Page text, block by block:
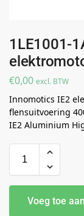
1LE1001-
€0,00 excl. BTW
Innomotics IE2
flensuitvoering
IE2 Aluminium
Voeg toe